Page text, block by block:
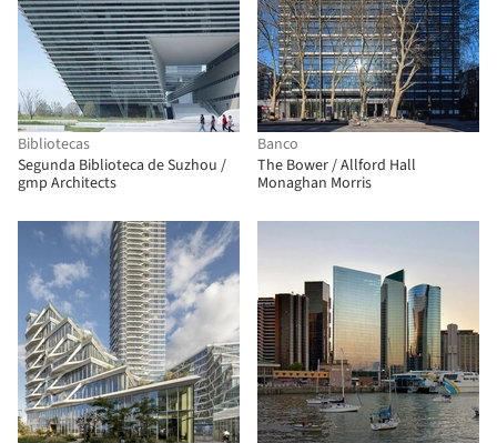
Bibliotecas
Segunda Biblioteca de Suzhou /
gmp Architects
Banco
The Bower / Allford Hall
Monaghan Morris